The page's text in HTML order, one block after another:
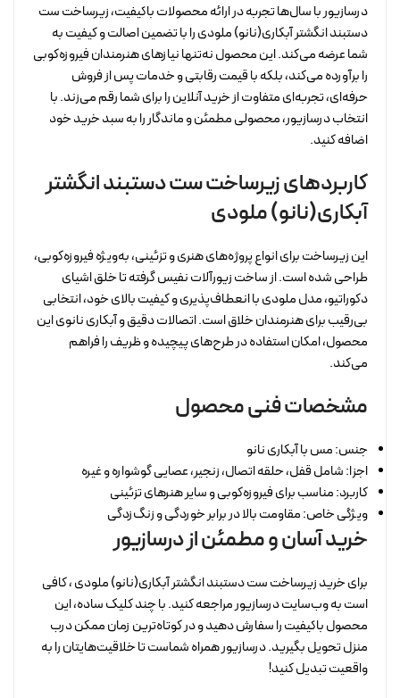
درسازیور با سال‌ها تجربه در ارائه محصولات باکیفیت، زیرساخت ست
دستبند انگشتر آبکاری(نانو) ملودی را با تضمین اصالت و کیفیت به
شما عرضه می‌کند. این محصول نه‌تنها نیازهای هنرمندان فیروزه‌کوبی
را برآورده می‌کند، بلکه با قیمت رقابتی و خدمات پس از فروش
حرفه‌ای، تجربه‌ای متفاوت از خرید آنلاین را برای شما رقم می‌زند. با
انتخاب درسازیور، محصولی مطمئن و ماندگار را به سبد خرید خود
اضافه کنید.
کاربردهای زیرساخت ست دستبند انگشتر
آبکاری(نانو) ملودی
این زیرساخت برای انواع پروژه‌های هنری و تزئینی، به‌ویژه فیروزه‌کوبی،
طراحی شده است. از ساخت زیورآلات نفیس گرفته تا خلق اشیای
دکوراتیو، مدل ملودی با انعطاف‌پذیری و کیفیت بالای خود، انتخابی
بی‌رقیب برای هنرمندان خلاق است. اتصالات دقیق و آبکاری نانوی این
محصول، امکان استفاده در طرح‌های پیچیده و ظریف را فراهم
می‌کند.
مشخصات فنی محصول
جنس: مس با آبکاری نانو
اجزا: شامل قفل، حلقه اتصال، زنجیر، عصایی گوشواره و غیره
کاربرد: مناسب برای فیروزه‌کوبی و سایر هنرهای تزئینی
ویژگی خاص: مقاومت بالا در برابر خوردگی و زنگ‌زدگی
خرید آسان و مطمئن از درسازیور
برای خرید زیرساخت ست دستبند انگشتر آبکاری(نانو) ملودی ، کافی
است به وب‌سایت درسازیور مراجعه کنید. با چند کلیک ساده، این
محصول باکیفیت را سفارش دهید و در کوتاه‌ترین زمان ممکن درب
منزل تحویل بگیرید. درسازیور همراه شماست تا خلاقیت‌هایتان را به
واقعیت تبدیل کنید!